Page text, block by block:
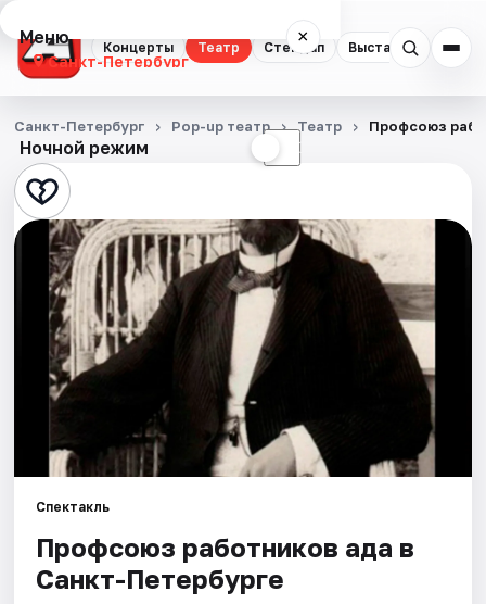
Концерты Театр Стендап Выставки
Меню ×
Санкт-Петербург
Концерты
Театр
Стендап
Выставки
Квесты
Экскурсии
События
Города
Площадки
Ночной режим ☾
Санкт-Петербург Pop-up театр Театр Профсоюз
Спектакль
Профсоюз работников ада в
Санкт-Петербурге